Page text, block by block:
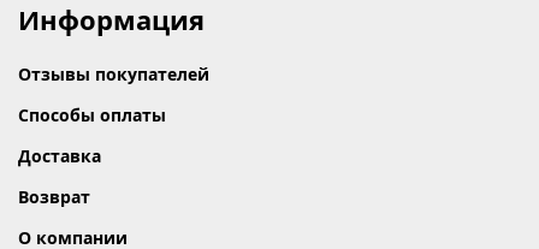
Информация
Отзывы покупателей
Способы оплаты
Доставка
Возврат
О компании